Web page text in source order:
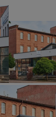
Wydajność
umożliwiają
użytkownika i
korzystać ze strony